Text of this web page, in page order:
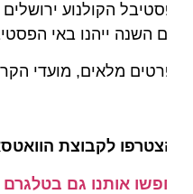
השנה ייהנו באי הפסטיבל
מלאים, מועדי הקרנה
לקבוצת הוואטסאפ:
אותנו גם בטלגרם